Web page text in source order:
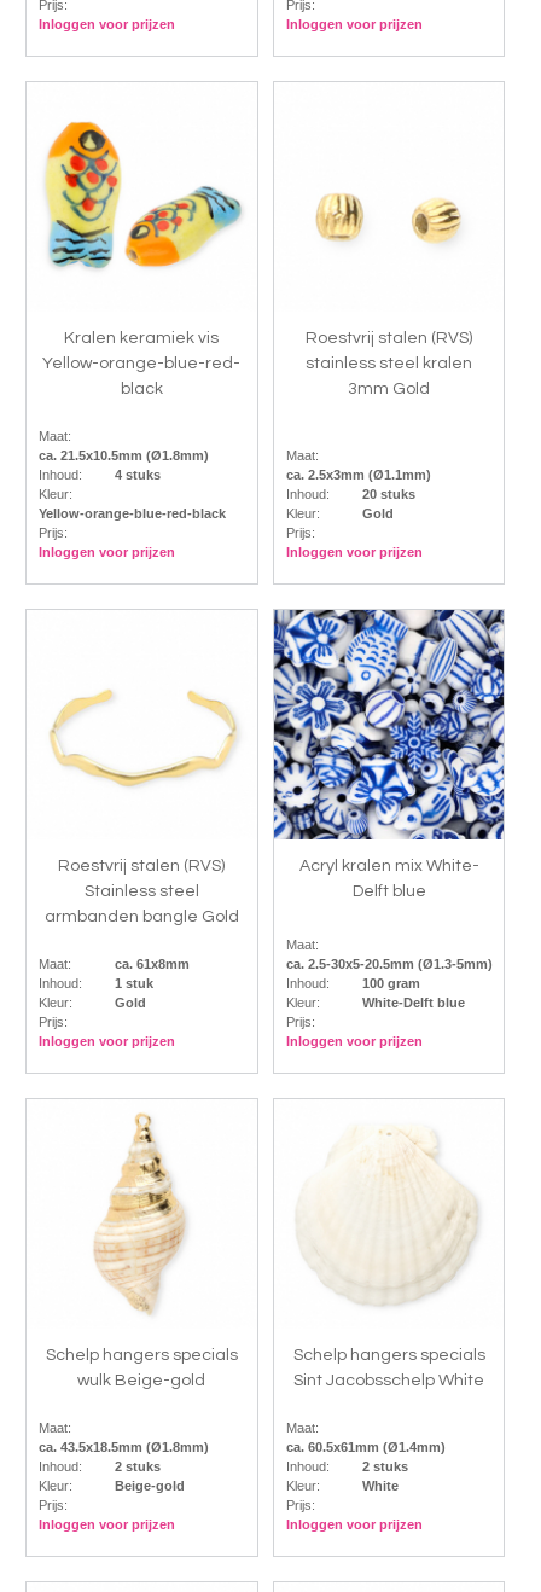
Prijs:
Inloggen voor prijzen
Prijs:
Inloggen voor prijzen
Kralen keramiek vis
Yellow-orange-blue-red-
black
Maat:
ca. 21.5x10.5mm (Ø1.8mm)
Inhoud:
4 stuks
Kleur:
Yellow-orange-blue-red-black
Prijs:
Inloggen voor prijzen
Roestvrij stalen (RVS)
stainless steel kralen
3mm Gold
Maat:
ca. 2.5x3mm (Ø1.1mm)
Inhoud:
20 stuks
Kleur:
Gold
Prijs:
Inloggen voor prijzen
Roestvrij stalen (RVS)
Stainless steel
armbanden bangle Gold
Maat:
ca. 61x8mm
Inhoud:
1 stuk
Kleur:
Gold
Prijs:
Inloggen voor prijzen
Acryl kralen mix White-
Delft blue
Maat:
ca. 2.5-30x5-20.5mm (Ø1.3-5mm)
Inhoud:
100 gram
Kleur:
White-Delft blue
Prijs:
Inloggen voor prijzen
Schelp hangers specials
wulk Beige-gold
Maat:
ca. 43.5x18.5mm (Ø1.8mm)
Inhoud:
2 stuks
Kleur:
Beige-gold
Prijs:
Inloggen voor prijzen
Schelp hangers specials
Sint Jacobsschelp White
Maat:
ca. 60.5x61mm (Ø1.4mm)
Inhoud:
2 stuks
Kleur:
White
Prijs:
Inloggen voor prijzen